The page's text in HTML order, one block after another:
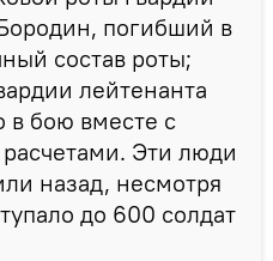
погибший в
состав роты;
лейтенанта
в бою вместе с
Эти люди
назад, несмотря
до 600 солдат